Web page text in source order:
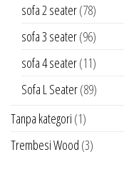
sofa 2 seater(78)
sofa 3 seater(96)
sofa 4 seater(11)
Sofa L Seater(89)
Tanpa kategori (1)
Trembesi Wood (3)